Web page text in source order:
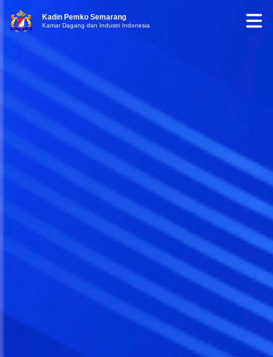
Kadin Pemko Semarang
Kamar Dagang dan Industri Indonesia